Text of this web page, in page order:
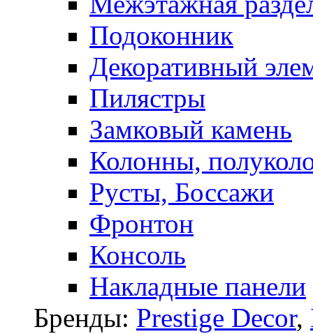
Подоконник
Декоративный
Пилястры
Замковый камень
Колонны,
Русты, Боссажи
Фронтон
Консоль
Накладные панели
Бренды: Prestige Decor,